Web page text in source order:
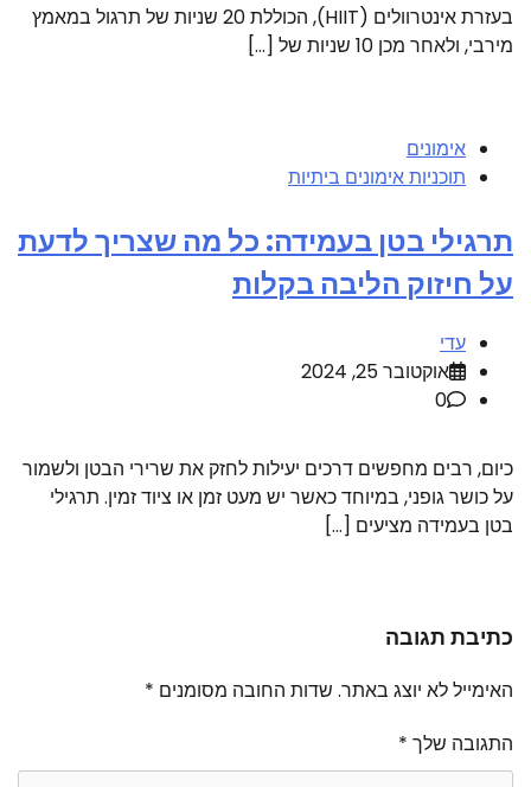
בעזרת אינטרוולים (HIIT), הכוללת 20 שניות של תרגול במאמץ
מירבי, ולאחר מכן 10 שניות של […]
אימונים
תוכניות אימונים ביתיות
תרגילי בטן בעמידה: כל מה שצריך לדעת
על חיזוק הליבה בקלות
עדי
אוקטובר 25, 2024
0
כיום, רבים מחפשים דרכים יעילות לחזק את שרירי הבטן ולשמור
על כושר גופני, במיוחד כאשר יש מעט זמן או ציוד זמין. תרגילי
בטן בעמידה מציעים […]
כתיבת תגובה
האימייל לא יוצג באתר. שדות החובה מסומנים *
התגובה שלך *